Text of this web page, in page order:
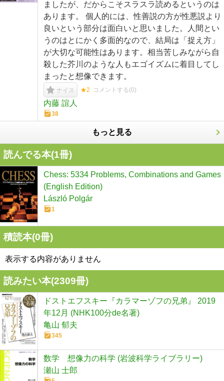
ましたが、だからこそスラスラ読めるというのは
あります。 個人的には、性善説の方が性悪説より
良いという部分は面白いと思いました。人間とい
うのはとにかく多面的なので、結局は「捉え方」
が大切な可能性はあります。相当苦しみながら自
殺した芥川のような人もエゴイズムに着目してし
まったと想像できます。
ナイス ★2 コメントする(0)
内藤 誼人
38
もっと見る
読んでる本(1冊)
Chess: 5334 Problems, Combinations and Games
(English Edition)
László Polgár
1
積読本(0冊)
表示する内容がありません
読みたい本(2309冊)
ドストエフスキー『カラマーゾフの兄弟』 2019
年12月 (NHK100分de名著)
亀山 郁夫
345
数学 想像力の科学 (岩波科学ライブラリー)
瀬山 士郎